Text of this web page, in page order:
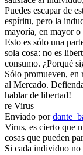
Puedes escapar de
espíritu, pero la
mayoría, en mayor o
Esto es sólo una
sola cosa: no es
consumo. ¿Porqué
Sólo promueven, en
al Mercado.
hablar de libertad!
re Virus
Enviado por
Virus, es cierto que
cosas que pueden
Si cada individuo no